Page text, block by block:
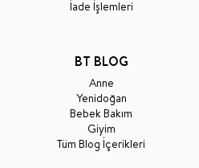
İade İşlemleri
BT BLOG
Anne
Yenidoğan
Bebek Bakım
Giyim
Tüm Blog İçerikleri